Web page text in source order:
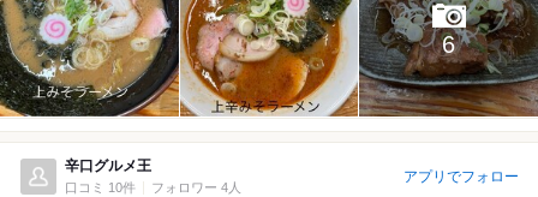
6
辛口グルメ王
口コミ 10件 フォロワー 4人
アプリでフォロー